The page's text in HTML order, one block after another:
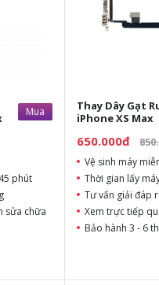
Mua
phút
sửa chữa
Thay Dây Gạt
iPhone XS Max
650.000đ
Vệ sinh máy
Thời gian lấy
Tư vấn giải đáp
Xem trực tiếp
Bảo hành 3 - 6